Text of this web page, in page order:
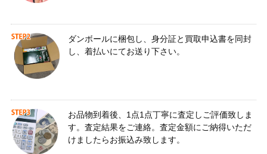
ダンボールに梱包し、身分証と買取申込書を同封
し、着払いにてお送り下さい。
お品物到着後、1点1点丁寧に査定しご評価致しま
す。査定結果をご連絡。査定金額にご納得いただ
けましたらお振込み致します。